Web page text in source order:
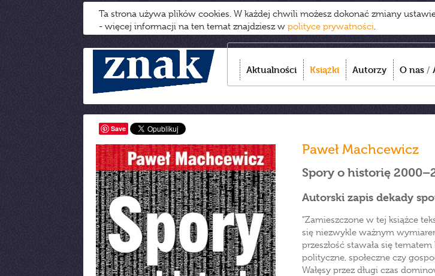
Ta strona używa plików cookies. W każdej chwili możesz dokonać zmiany
- więcej informacji na ten temat znajdziesz w polityce prywatności.
Aktualności Książki Autorzy O nas /
Save
Paweł Machcewicz
Spory o historię
Autorski zapis dekady
”Zamieszczone w tej książce
się niezwykle ważnym
przeszłość stawała się
polityczne, społeczne czy
Wałęsy przez długi czas